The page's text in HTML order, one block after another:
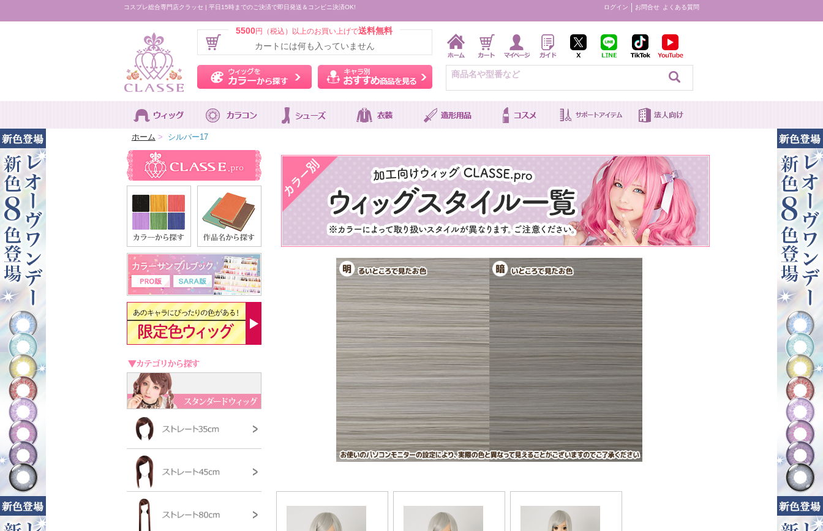
コスプレ総合専門店クラッセ | 平日15時までのご決済で即日発送＆コンビニ決済OK! ログイン お問合せ よくある質問
5500円（税込）以上のお買い上げで送料無料
カートには何も入っていません
ウィッグをカラーから探す キャラ別おすすめ商品を見る
ホーム > シルバー17